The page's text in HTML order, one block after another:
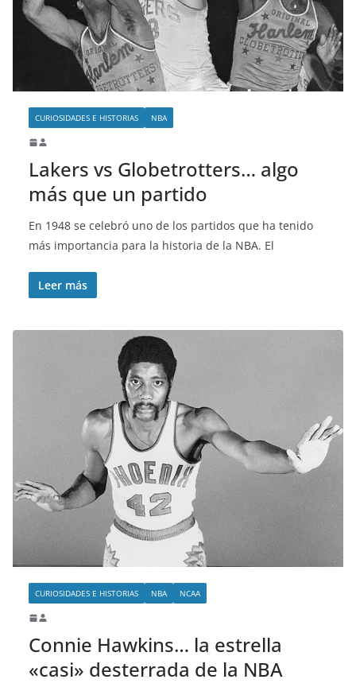
CURIOSIDADES E HISTORIAS NBA
Lakers vs Globetrotters… algo
más que un partido
En 1948 se celebró uno de los partidos que ha tenido
más importancia para la historia de la NBA. El
Leer más
CURIOSIDADES E HISTORIAS NBA NCAA
Connie Hawkins… la estrella
«casi» desterrada de la NBA